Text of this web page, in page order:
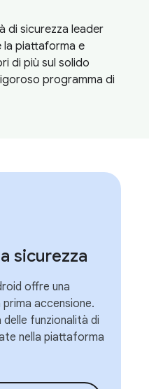
di sicurezza leader
piattaforma e
di più sul solido
programma di
sicurezza
offre una
accensione.
delle funzionalità di
nella piattaforma